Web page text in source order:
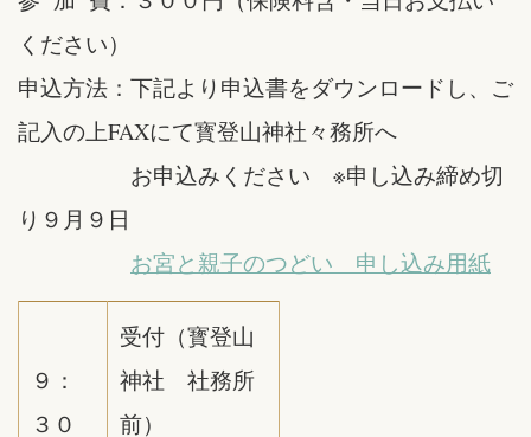
ください）
申込方法：下記より申込書をダウンロードし、ご
記入の上FAXにて寳登山神社々務所へ
お申込みください ※申し込み締め切
り９月９日
お宮と親子のつどい 申し込み用紙
９：
３０
受付（寳登山
神社 社務所
前）